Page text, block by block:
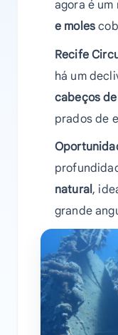
agora é
e moles
Recife
há um
cabeços de
prados de
natural,
grande